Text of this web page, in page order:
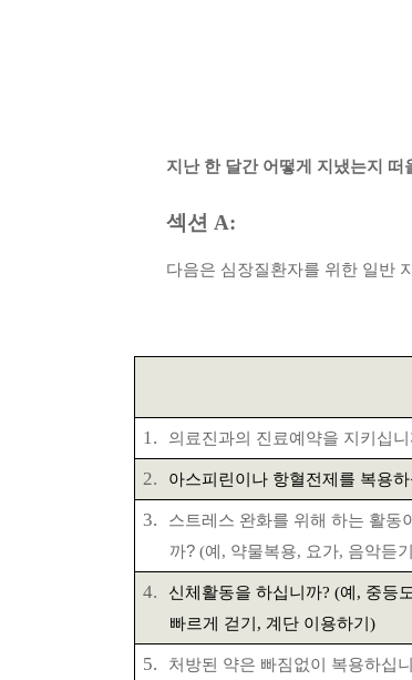
지난 한 달간 어떻게 지냈는지
섹션 A:
다음은 심장질환자를 위한 일반
1. 의료진과의 진료예약을 지키십
2. 아스피린이나 항혈전제를 복용
3.
스트레스 완화를 위해 하는 활동
까?(예 , 약물복용, 요가, 음악듣
4. 신체활동을 하십니까? (예 , 중등
빠르게 걷기 , 계단 이용하기)
5. 처방된 약은 빠짐없이 복용하십